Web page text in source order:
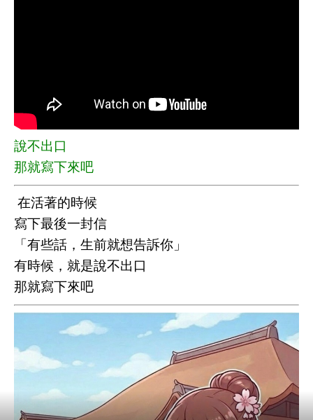
說不出口
那就寫下來吧
️ 在活著的時候
寫下最後一封信
「有些話，生前就想告訴你」
有時候，就是說不出口
那就寫下來吧